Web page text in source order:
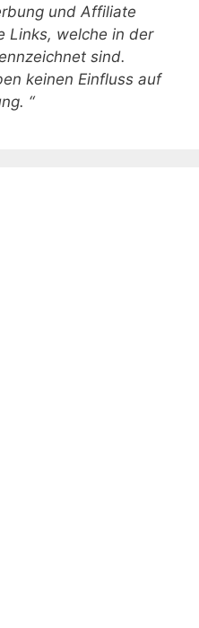
und Affiliate
Links, welche in der
sind.
keinen Einfluss auf
“